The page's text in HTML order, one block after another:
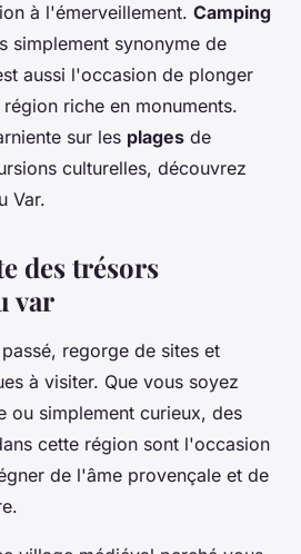
à l'émerveillement. Camping
simplement synonyme de
aussi l'occasion de plonger
riche en monuments.
sur les plages de
culturelles, découvrez
Var.
des trésors
var
regorge de sites et
à visiter. Que vous soyez
ou simplement curieux, des
cette région sont l'occasion
de l'âme provençale et de